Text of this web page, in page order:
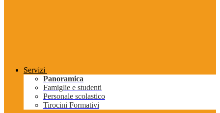
Servizi
Panoramica
Famiglie e studenti
Personale scolastico
Tirocini Formativi